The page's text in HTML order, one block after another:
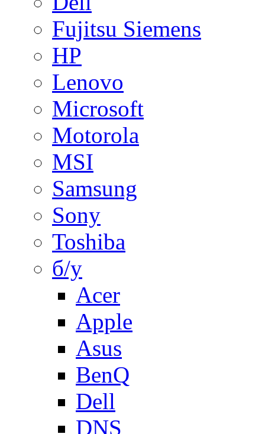
Fujitsu Siemens
HP
Lenovo
Microsoft
Motorola
MSI
Samsung
Sony
Toshiba
б/у
Acer
Apple
Asus
BenQ
Dell
DNS